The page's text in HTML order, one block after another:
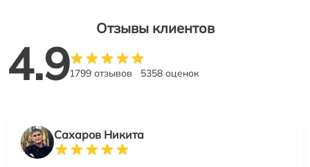
Отзывы клиентов
4.91799 отзывов 5358 оценок
Сахаров Никита